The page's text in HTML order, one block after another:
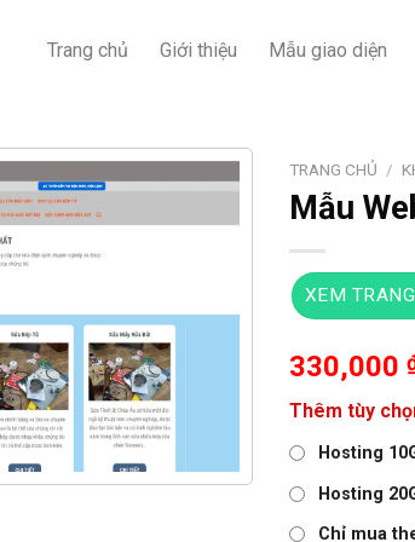
Trang chủ Giới thiệu Mẫu giao diện
TRANG CHỦ /
Mẫu
XEM
330,000
Thêm tùy
Hosting
Hosting
Chỉ mua